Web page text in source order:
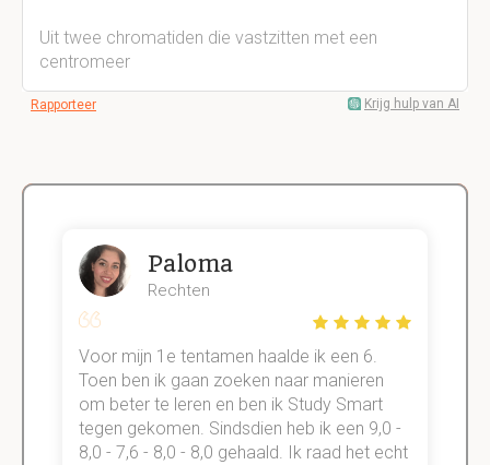
Uit twee chromatiden die vastzitten met een
centromeer
Rapporteer Krijg hulp van AI
Paloma
Rechten
Voor mijn 1e tentamen haalde ik een 6.
Toen ben ik gaan zoeken naar manieren
om beter te leren en ben ik Study Smart
tegen gekomen. Sindsdien heb ik een 9,0 -
8,0 - 7,6 - 8,0 - 8,0 gehaald. Ik raad het echt